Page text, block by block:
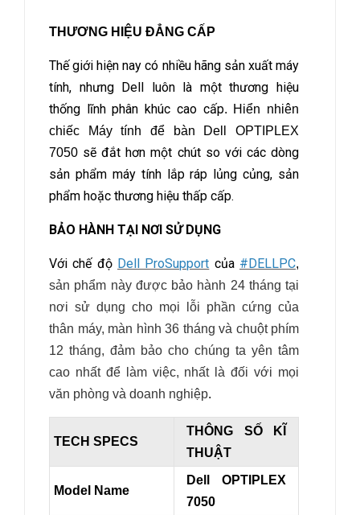
THƯƠNG HIỆU ĐẲNG CẤP
Thế giới hiện nay có nhiều hãng sản xuất máy
tính, nhưng Dell luôn là một thương hiệu
thống lĩnh phân khúc cao cấp. Hiển nhiên
chiếc Máy tính để bàn Dell OPTIPLEX
7050 sẽ đắt hơn một chút so với các dòng
sản phẩm máy tính lắp ráp lủng củng, sản
phẩm hoặc thương hiệu thấp cấp.
BẢO HÀNH TẠI NƠI SỬ DỤNG
Với chế độ Dell ProSupport của #DELLPC,
sản phẩm này được bảo hành 24 tháng tại
nơi sử dụng cho mọi lỗi phần cứng của
thân máy, màn hình 36 tháng và chuột phím
12 tháng, đảm bảo cho chúng ta yên tâm
cao nhất để làm việc, nhất là đối với mọi
văn phòng và doanh nghiệp.
TECH SPECS
THÔNG SỐ KĨ
THUẬT
Model Name
Dell OPTIPLEX
7050